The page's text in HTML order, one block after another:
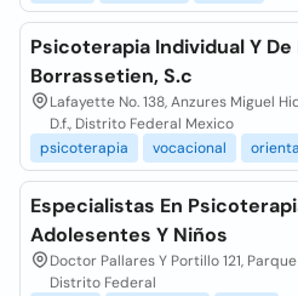
Psicoterapia Individual Y De
Borrassetien, S.c
Lafayette No. 138, Anzures Miguel
D.f., Distrito Federal Mexico
psicoterapia
vocacional
Especialistas En
Adolesentes Y Niños
Doctor Pallares Y Portillo 121,
Distrito Federal